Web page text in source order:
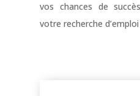
vos chances de
votre recherche d’emploi